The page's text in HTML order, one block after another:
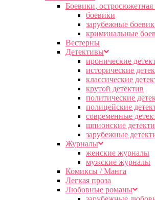
Боевики, остросюжетная
боевики
зарубежные
криминальные
Вестерны
Детективы
иронические
исторические
классические
крутой детектив
политические
полицейские
современные
шпионские
зарубежные
Журналы
женские журналы
мужские журналы
Комиксы / Манга
Легкая проза
Любовные романы